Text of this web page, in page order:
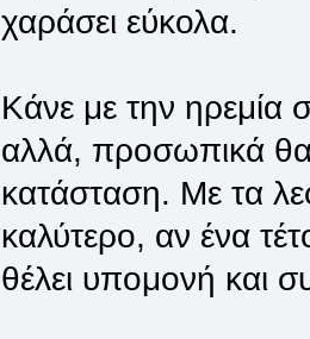
χαράσει εύκολα.
Κάνε με την ηρεμία
αλλά, προσωπικά θα
κατάσταση. Με τα
καλύτερο, αν ένα
θέλει υπομονή και